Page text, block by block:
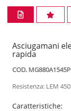
Asciugamani
rapida
COD.
Resistenza: LEM
Caratteristiche: